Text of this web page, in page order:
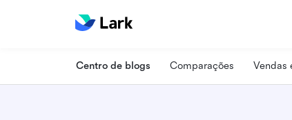
Centro de blogs Comparações Vendas